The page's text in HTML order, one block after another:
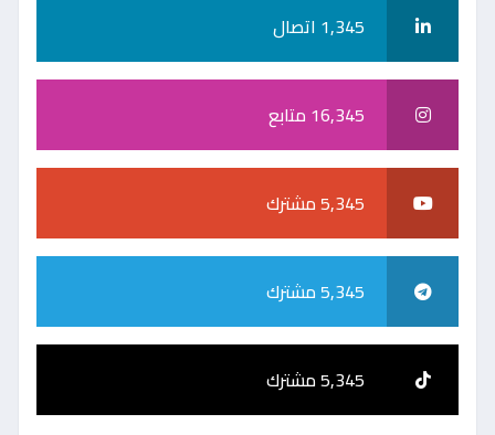
1,345 اتصال
16,345 متابع
5,345 مشترك
5,345 مشترك
5,345 مشترك